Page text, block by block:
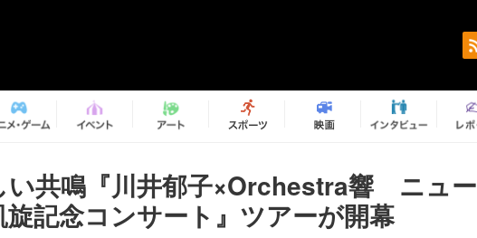
い共鳴『川井郁子×Orchestra響 ニュー
旋記念コンサート』ツアーが開幕